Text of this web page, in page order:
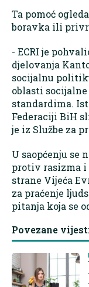
Ta pomoć
boravka ili
- ECRI je
djelovanja
socijalnu
oblasti
standardima.
Federaciji BiH
je iz Službe za
U saopćenju se
protiv rasizma i
strane Vijeća
za praćenje
pitanja koja se
Povezane